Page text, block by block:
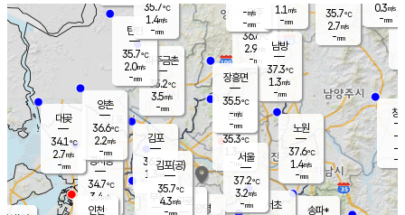
양주
36.6℃
2.9
-mm
경서동
34.7℃
3.4 m/s
-mm
파주금촌
35.2℃
3.5m/s
-mm
35.7℃
2.7m/s
-mm
대곶
34.1℃
2.7m/s
-mm
창
-
-m/
-
탄현
35.7℃
2.0m/s
-mm
0.3m/s
-mm
김포
36.2℃
1.3 m/s
mm
광명
부천
양촌
36.6℃
2.2m/s
-mm
구로
은평
35.3℃
1.3 m/s
- mm
노원
37.6℃
1.4m/s
-mm
송파*
서초
남방
37.3℃
1.3m/s
-mm
장흥면
35.5℃
-m/s
-mm
-m/s
-mm
김포(공)
35.7℃
4.3m/s
-mm
인천
서울
37.2℃
3.2m/s
-mm
35.7℃
1.4m/s
-mm
1.1 m/s
-mm